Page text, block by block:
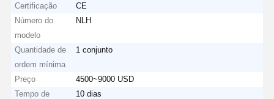
Certificação
CE
Número do
modelo
NLH
Quantidade de
ordem mínima
1 conjunto
Preço
4500~9000 USD
Tempo de
10 dias